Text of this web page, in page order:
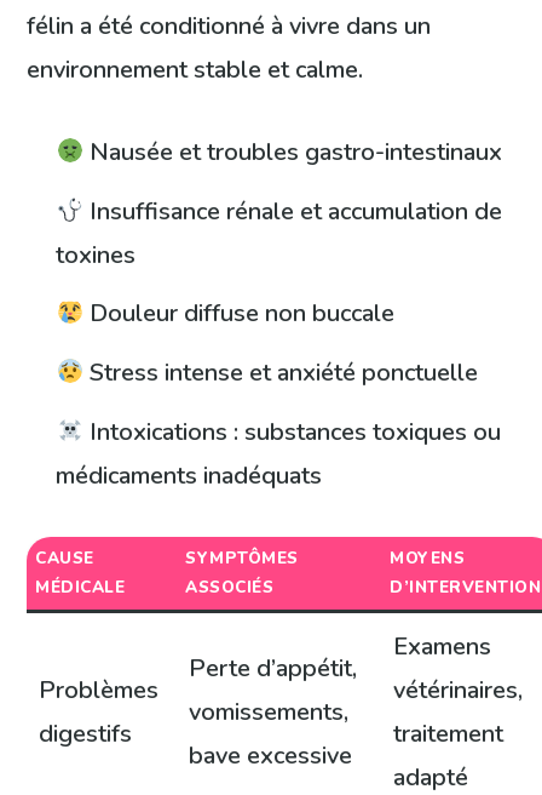
félin a été conditionné à vivre dans un
environnement stable et calme.
Nausée et troubles gastro-intestinaux
Insuffisance rénale et accumulation de
toxines
Douleur diffuse non buccale
Stress intense et anxiété ponctuelle
Intoxications : substances toxiques ou
médicaments inadéquats
CAUSE
MÉDICALE
SYMPTÔMES
ASSOCIÉS
MOYENS
D’INTERVENTION
Problèmes
digestifs
Perte d’appétit,
vomissements,
bave excessive
Examens
vétérinaires,
traitement
adapté